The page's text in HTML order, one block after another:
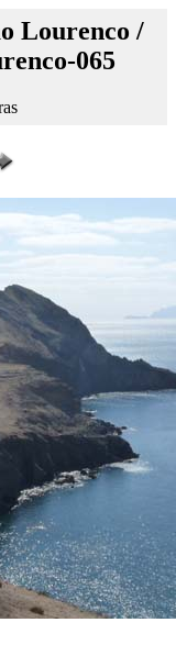
Lourenco /
065